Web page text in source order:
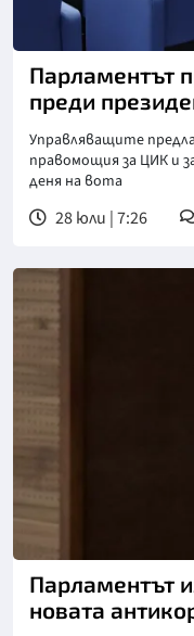
Снимка: БТА
Парламентът
преди
Управляващите
правомощия за ЦИК и
деня на вота
28 юли | 7:26
Снимка: БТА
Парламентът
новата